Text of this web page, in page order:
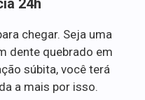
24h
chegar. Seja uma
dente quebrado em
súbita, você terá
a mais por isso.